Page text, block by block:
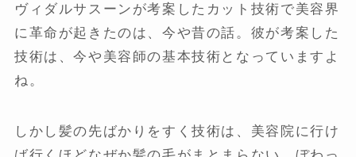
ヴィダルサスーンが考案したカット技術で美容界
に革命が起きたのは、今や昔の話。彼が考案した
技術は、今や美容師の基本技術となっていますよ
ね。
しかし髪の先ばかりをすく技術は、美容院に行け